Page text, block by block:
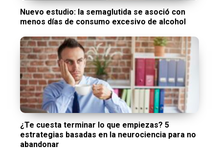
Nuevo estudio: la semaglutida se asoció con
menos días de consumo excesivo de alcohol
¿Te cuesta terminar lo que empiezas? 5
estrategias basadas en la neurociencia para no
abandonar